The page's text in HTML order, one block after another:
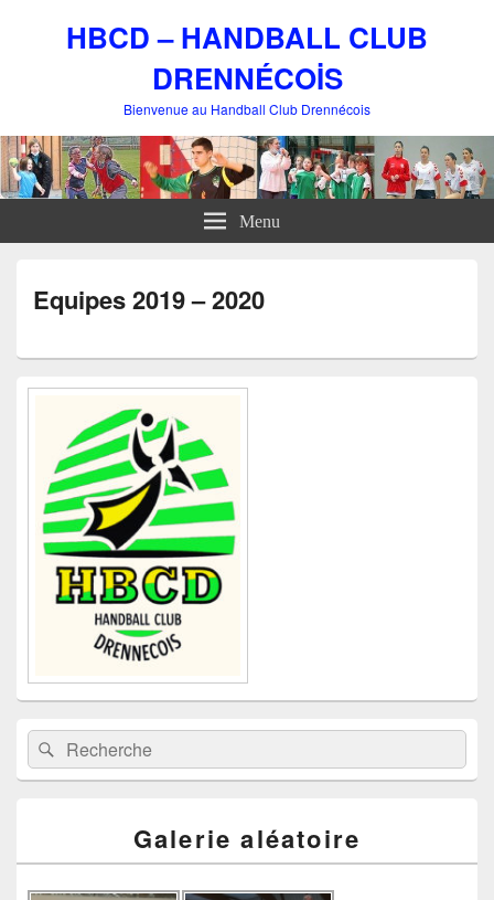
HBCD – HANDBALL CLUB
DRENNÉCOİS
Bienvenue au Handball Club Drennécois
Menu
Equipes 2019 – 2020
Zone
barre
latérale
Recherche :Rechercher
Galerie aléatoire